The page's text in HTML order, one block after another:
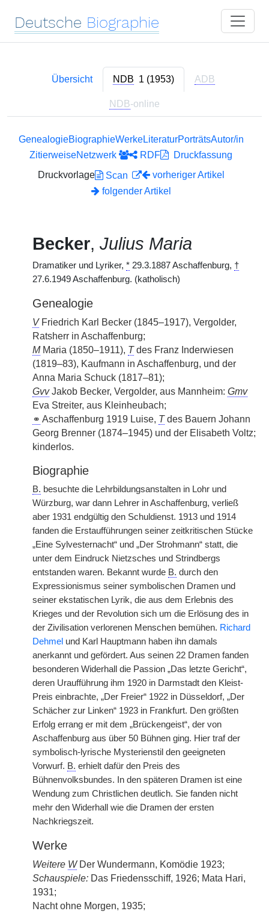
Deutsche Biographie
Übersicht NDB 1 (1953) ADB
NDB-online
GenealogieBiographieWerkeLiteraturPorträtsAutor/in
ZitierweiseNetzwerk RDF
Druckfassung
Druckvorlage
Scan
vorheriger Artikel
folgender Artikel
Becker, Julius Maria
Dramatiker und Lyriker, * 29.3.1887 Aschaffenburg, †
27.6.1949 Aschaffenburg. (katholisch)
Genealogie
VFriedrich Karl Becker (1845–1917), Vergolder,
Ratsherr in Aschaffenburg;
MMaria (1850–1911), Tdes Franz Inderwiesen
(1819–83), Kaufmann in Aschaffenburg, und der
Anna Maria Schuck (1817–81);
GvvJakob Becker, Vergolder, aus Mannheim: Gmv
Eva Streiter, aus Kleinheubach;
⚭ Aschaffenburg 1919 Luise, Tdes Bauern Johann
Georg Brenner (1874–1945) und der Elisabeth Voltz;
kinderlos.
Biographie
B. besuchte die Lehrbildungsanstalten in Lohr und
Würzburg, war dann Lehrer in Aschaffenburg, verließ
aber 1931 endgültig den Schuldienst. 1913 und 1914
fanden die Erstaufführungen seiner zeitkritischen Stücke
„Eine Sylvesternacht“ und „Der Strohmann“ statt, die
unter dem Eindruck Nietzsches und Strindbergs
entstanden waren. Bekannt wurde B. durch den
Expressionismus seiner symbolischen Dramen und
seiner ekstatischen Lyrik, die aus dem Erlebnis des
Krieges und der Revolution sich um die Erlösung des in
der Zivilisation verlorenen Menschen bemühen. Richard
Dehmel und Karl Hauptmann haben ihn damals
anerkannt und gefördert. Aus seinen 22 Dramen fanden
besonderen Widerhall die Passion „Das letzte Gericht“,
deren Uraufführung ihm 1920 in Darmstadt den Kleist-
Preis einbrachte, „Der Freier“ 1922 in Düsseldorf, „Der
Schächer zur Linken“ 1923 in Frankfurt. Den größten
Erfolg errang er mit dem „Brückengeist“, der von
Aschaffenburg aus über 50 Bühnen ging. Hier traf der
symbolisch-lyrische Mysterienstil den geeigneten
Vorwurf. B. erhielt dafür den Preis des
Bühnenvolksbundes. In den späteren Dramen ist eine
Wendung zum Christlichen deutlich. Sie fanden nicht
mehr den Widerhall wie die Dramen der ersten
Nachkriegszeit.
Werke
Weitere WDer Wundermann, Komödie 1923;
Schauspiele: Das Friedensschiff, 1926; Mata Hari,
1931;
Nacht ohne Morgen, 1935;